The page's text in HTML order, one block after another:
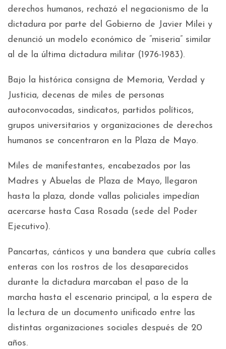
derechos humanos, rechazó el negacionismo de la
dictadura por parte del Gobierno de Javier Milei y
denunció un modelo económico de “miseria” similar
al de la última dictadura militar (1976-1983).
Bajo la histórica consigna de Memoria, Verdad y
Justicia, decenas de miles de personas
autoconvocadas, sindicatos, partidos políticos,
grupos universitarios y organizaciones de derechos
humanos se concentraron en la Plaza de Mayo.
Miles de manifestantes, encabezados por las
Madres y Abuelas de Plaza de Mayo, llegaron
hasta la plaza, donde vallas policiales impedían
acercarse hasta Casa Rosada (sede del Poder
Ejecutivo).
Pancartas, cánticos y una bandera que cubría calles
enteras con los rostros de los desaparecidos
durante la dictadura marcaban el paso de la
marcha hasta el escenario principal, a la espera de
la lectura de un documento unificado entre las
distintas organizaciones sociales después de 20
años.